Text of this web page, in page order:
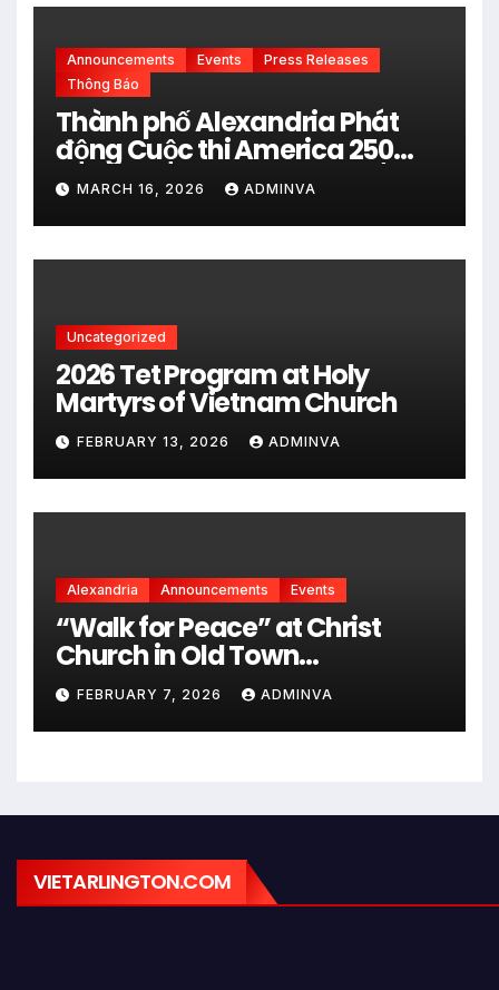
Announcements Events
Press Releases
Thông Báo
Thành phố Alexandria Phát
động Cuộc thi America 250
City Art Poster Project” Nhằm
kỷ niệm 250 năm thành lập Hợp
chủng quốc Hoa Kỳ vào năm
2026
MARCH 16, 2026 ADMINVA
Uncategorized
2026 Tet Program at Holy
Martyrs of Vietnam Church
FEBRUARY 13, 2026 ADMINVA
Alexandria Announcements Events
“Walk for Peace” at Christ
Church in Old Town
Alexandria on Monday,
February 9, 2026
FEBRUARY 7, 2026 ADMINVA
VIETARLINGTON.COM